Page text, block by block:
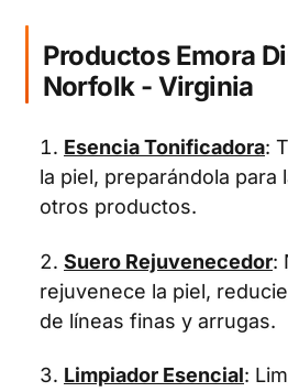
Productos Emora
Norfolk - Virginia
Esencia Tonificadora:
la piel, preparándola para
otros productos.
Suero Rejuvenecedor:
rejuvenece la piel,
de líneas finas y arrugas.
Limpiador Esencial: